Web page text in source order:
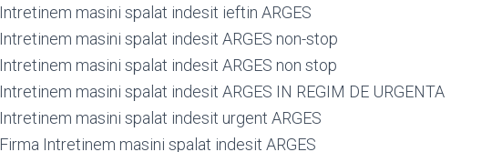
Intretinem masini spalat indesit ieftin ARGES
Intretinem masini spalat indesit ARGES non-stop
Intretinem masini spalat indesit ARGES non stop
Intretinem masini spalat indesit ARGES IN REGIM DE URGENTA
Intretinem masini spalat indesit urgent ARGES
Firma Intretinem masini spalat indesit ARGES